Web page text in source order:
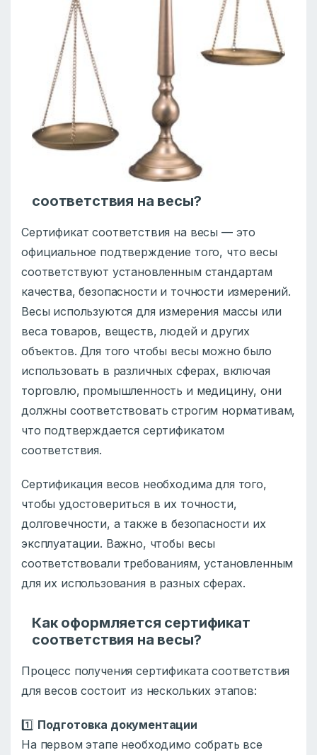
соответствия на весы?
Сертификат соответствия на весы — это
официальное подтверждение того, что весы
соответствуют установленным стандартам
качества, безопасности и точности измерений.
Весы используются для измерения массы или
веса товаров, веществ, людей и других
объектов. Для того чтобы весы можно было
использовать в различных сферах, включая
торговлю, промышленность и медицину, они
должны соответствовать строгим нормативам,
что подтверждается сертификатом
соответствия.
Сертификация весов необходима для того,
чтобы удостовериться в их точности,
долговечности, а также в безопасности их
эксплуатации. Важно, чтобы весы
соответствовали требованиям, установленным
для их использования в разных сферах.
Как оформляется сертификат
соответствия на весы?
Процесс получения сертификата соответствия
для весов состоит из нескольких этапов:
1️⃣ Подготовка документации
На первом этапе необходимо собрать все